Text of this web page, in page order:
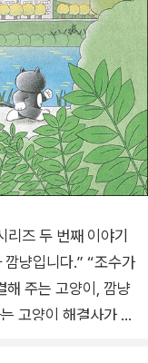
리즈 두 번째 이야기
해 주는 고양이, 깜냥
고양이 해결사가 나